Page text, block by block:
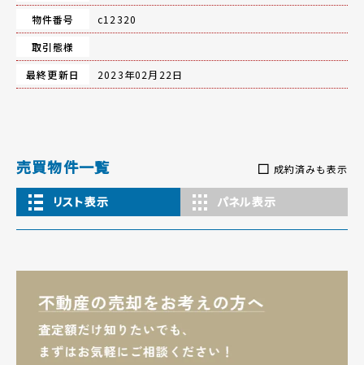
物件番号
c12320
取引態様
最終更新日
2023年02月22日
売買物件一覧 成約済みも表示
リスト表示 パネル表示